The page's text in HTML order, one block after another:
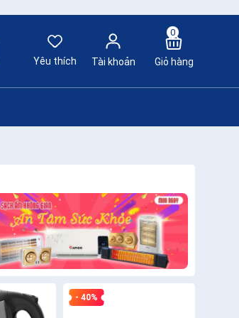
Yêu thích
Tài khoản
0
Giỏ hàng
- 40%